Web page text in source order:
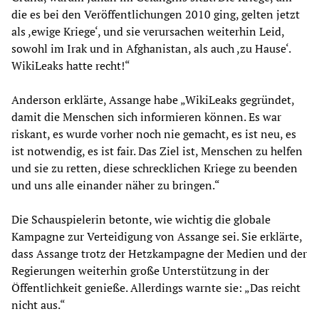
die es bei den Veröffentlichungen 2010 ging, gelten jetzt
als ,ewige Kriege‘, und sie verursachen weiterhin Leid,
sowohl im Irak und in Afghanistan, als auch ,zu Hause‘.
WikiLeaks hatte recht!“
Anderson erklärte, Assange habe „WikiLeaks gegründet,
damit die Menschen sich informieren können. Es war
riskant, es wurde vorher noch nie gemacht, es ist neu, es
ist notwendig, es ist fair. Das Ziel ist, Menschen zu helfen
und sie zu retten, diese schrecklichen Kriege zu beenden
und uns alle einander näher zu bringen.“
Die Schauspielerin betonte, wie wichtig die globale
Kampagne zur Verteidigung von Assange sei. Sie erklärte,
dass Assange trotz der Hetzkampagne der Medien und der
Regierungen weiterhin große Unterstützung in der
Öffentlichkeit genieße. Allerdings warnte sie: „Das reicht
nicht aus.“